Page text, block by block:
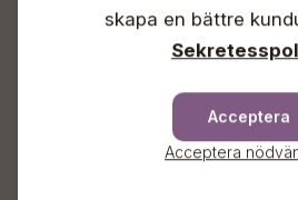
plantshop(a)sunds.fi
Lösviktsprodukter
vardagar kl.09-17, lö kl. 09-15
Sunds tjänster
skapa en bättre
Acceptera
Acceptera